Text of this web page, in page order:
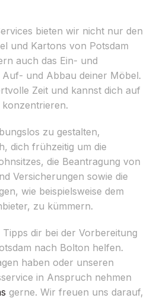
bieten wir nicht nur den
und Kartons von Potsdam
auch das Ein- und
und Abbau deiner Möbel.
Zeit und kannst dich auf
konzentrieren.
zu gestalten,
dich frühzeitig um die
die Beantragung von
Versicherungen sowie die
wie beispielsweise dem
zu kümmern.
dir bei der Vorbereitung
nach Bolton helfen.
haben oder unseren
in Anspruch nehmen
gerne. Wir freuen uns darauf,